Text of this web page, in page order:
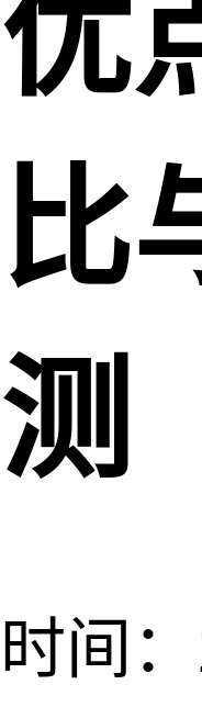
优
比
测
时间